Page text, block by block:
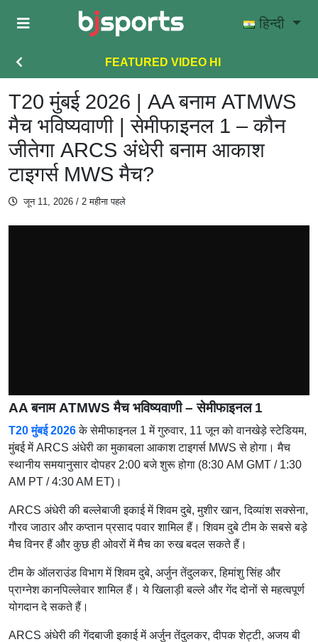
Skip to main content
हिन्दी
FEATURED VIDEO HI
T20 मुंबई 2026 | AA बनाम ATMWS
मैच भविष्यवाणी | सेमीफाइनल 1 – कौन
जीतेगा ARCS अंधेरी बनाम आकाश
टाइगर्स MWS मैच?
जून 11, 2026 / 2 महीना पहले
AA बनाम ATMWS मैच भविष्यवाणी – सेमीफाइनल 1
T20 मुंबई 2026के सेमीफाइनल 1 में गुरुवार, 11 जून को वानखेड़े स्टेडियम,
मुंबई में ARCS अंधेरी का मुकाबला आकाश टाइगर्स MWS से होगा। मैच
स्थानीय समयानुसार दोपहर 2:00 बजे शुरू होगा (8:30 AM GMT / 1:30
AM PT / 4:30 AM ET)।
ARCS अंधेरी की बल्लेबाजी इकाई में शिवम दुबे, मुशीर खान, दिव्यांश सक्सेना,
गौरव जाठार और कप्तान प्रसाद पवार शामिल हैं। शिवम दुबे टीम के सबसे बड़े
मैच विनर हैं और कुछ ही ओवरों में मैच का रुख बदल सकते हैं।
टीम के ऑलराउंड विभाग में शिवम दुबे, अर्जुन तेंदुलकर, हिमांशु सिंह और
प्राग्नेश कानपिल्लेवार शामिल हैं। ये खिलाड़ी बल्ले और गेंद दोनों से महत्वपूर्ण
योगदान दे सकते हैं।
ARCS अंधेरी की गेंदबाजी इकाई में अर्जुन तेंदुलकर, दीपक शेट्टी, अजय बी